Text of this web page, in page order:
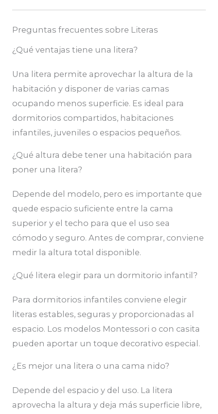
Preguntas frecuentes sobre Literas
¿Qué ventajas tiene una litera?
Una litera permite aprovechar la altura de la
habitación y disponer de varias camas
ocupando menos superficie. Es ideal para
dormitorios compartidos, habitaciones
infantiles, juveniles o espacios pequeños.
¿Qué altura debe tener una habitación para
poner una litera?
Depende del modelo, pero es importante que
quede espacio suficiente entre la cama
superior y el techo para que el uso sea
cómodo y seguro. Antes de comprar, conviene
medir la altura total disponible.
¿Qué litera elegir para un dormitorio infantil?
Para dormitorios infantiles conviene elegir
literas estables, seguras y proporcionadas al
espacio. Los modelos Montessori o con casita
pueden aportar un toque decorativo especial.
¿Es mejor una litera o una cama nido?
Depende del espacio y del uso. La litera
aprovecha la altura y deja más superficie libre,